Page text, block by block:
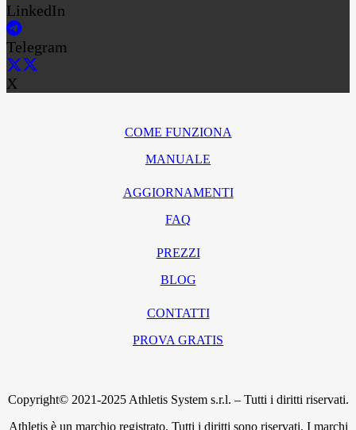
LinkedIn
Telegram
X
COME FUNZIONA
MANUALE
AGGIORNAMENTI
FAQ
PREZZI
BLOG
CONTATTI
PROVA GRATIS
Copyright© 2021-2025 Athletis System s.r.l. – Tutti i diritti riservati.
Athletis è un marchio registrato. Tutti i diritti sono riservati. I marchi